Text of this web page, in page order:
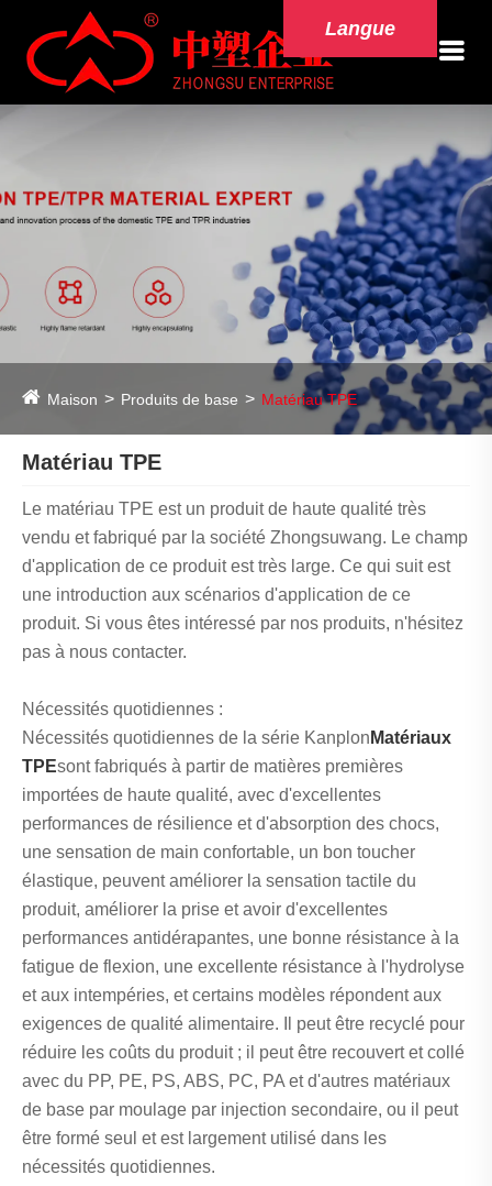
Langue
Maison Produits de base Matériau TPE
Matériau TPE
Le matériau TPE est un produit de haute qualité très
vendu et fabriqué par la société Zhongsuwang. Le champ
d'application de ce produit est très large. Ce qui suit est
une introduction aux scénarios d'application de ce
produit. Si vous êtes intéressé par nos produits, n'hésitez
pas à nous contacter.
Nécessités quotidiennes :
Nécessités quotidiennes de la série Kanplon Matériaux
TPEsont fabriqués à partir de matières premières
importées de haute qualité, avec d'excellentes
performances de résilience et d'absorption des chocs,
une sensation de main confortable, un bon toucher
élastique, peuvent améliorer la sensation tactile du
produit, améliorer la prise et avoir d'excellentes
performances antidérapantes, une bonne résistance à la
fatigue de flexion, une excellente résistance à l'hydrolyse
et aux intempéries, et certains modèles répondent aux
exigences de qualité alimentaire. Il peut être recyclé pour
réduire les coûts du produit ; il peut être recouvert et collé
avec du PP, PE, PS, ABS, PC, PA et d'autres matériaux
de base par moulage par injection secondaire, ou il peut
être formé seul et est largement utilisé dans les
nécessités quotidiennes.